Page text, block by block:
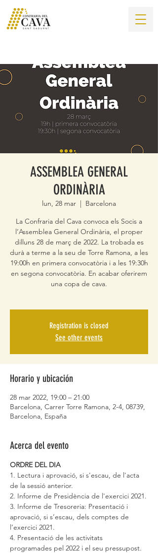
ASSEMBLEA GENERAL
ORDINÀRIA
lun, 28 mar
  |
Barcelona
La Confraria del Cava convoca els Socis a
l’Assemblea General Ordinària, el proper
dilluns 28 de març de 2022. La trobada es
durà a terme a la seu de Torre Ramona, a les
19:00h en primera convocatòria i a les 19:30h
en segona convocatòria. En acabar oferirem
una copa de cava.
Registration is closed
See other events
Horario y ubicación
28 mar 2022, 19:00 – 21:00
Barcelona, Carrer Torre Ramona, 2-4, 08739,
Barcelona, España
Acerca del evento
ORDRE DEL DIA
1. Lectura i aprovació, si s'escau, de l'acta
de la sessió anterior.
2. Informe de Presidència de l'exercici 2021.
3. Informe de Tresoreria: Presentació i
aprovació, si s’escau, dels comptes de
l’exercici 2021.
4. Presentació de les activitats
programades pel 2022 i el seu pressupost.